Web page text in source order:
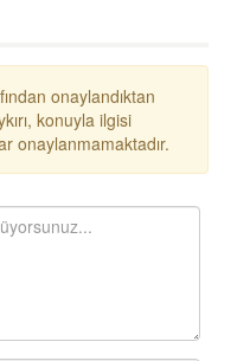
onaylandıktan
konuyla ilgisi
onaylanmamaktadır.